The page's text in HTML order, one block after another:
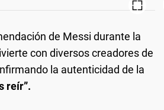
de Messi durante la
con diversos creadores de
la autenticidad de la
reír”.